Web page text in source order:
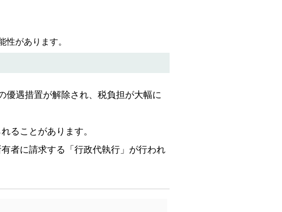
性があります。
優遇措置が解除され、税負担が大幅に
ることがあります。
者に請求する「行政代執行」が行われ